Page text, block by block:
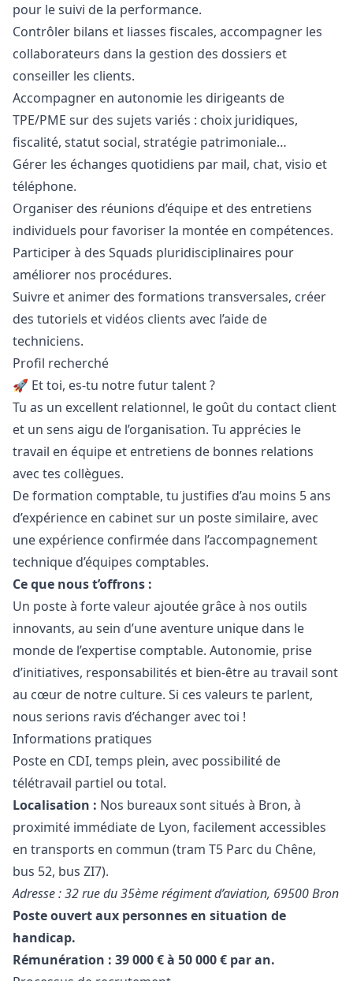
pour le suivi de la performance.
Contrôler bilans et liasses fiscales, accompagner les
collaborateurs dans la gestion des dossiers et
conseiller les clients.
Accompagner en autonomie les dirigeants de
TPE/PME sur des sujets variés : choix juridiques,
fiscalité, statut social, stratégie patrimoniale…
Gérer les échanges quotidiens par mail, chat, visio et
téléphone.
Organiser des réunions d’équipe et des entretiens
individuels pour favoriser la montée en compétences.
Participer à des Squads pluridisciplinaires pour
améliorer nos procédures.
Suivre et animer des formations transversales, créer
des tutoriels et vidéos clients avec l’aide de
techniciens.
Profil recherché
🚀 Et toi, es-tu notre futur talent ?
Tu as un excellent relationnel, le goût du contact client
et un sens aigu de l’organisation. Tu apprécies le
travail en équipe et entretiens de bonnes relations
avec tes collègues.
De formation comptable, tu justifies d’au moins 5 ans
d’expérience en cabinet sur un poste similaire, avec
une expérience confirmée dans l’accompagnement
technique d’équipes comptables.
Ce que nous t’offrons :
Un poste à forte valeur ajoutée grâce à nos outils
innovants, au sein d’une aventure unique dans le
monde de l’expertise comptable. Autonomie, prise
d’initiatives, responsabilités et bien-être au travail sont
au cœur de notre culture. Si ces valeurs te parlent,
nous serions ravis d’échanger avec toi !
Informations pratiques
Poste en CDI, temps plein, avec possibilité de
télétravail partiel ou total.
Localisation : Nos bureaux sont situés à Bron, à
proximité immédiate de Lyon, facilement accessibles
en transports en commun (tram T5 Parc du Chêne,
bus 52, bus ZI7).
Adresse : 32 rue du 35ème régiment d’aviation, 69500 Bron
Poste ouvert aux personnes en situation de
handicap.
Rémunération : 39 000 € à 50 000 € par an.